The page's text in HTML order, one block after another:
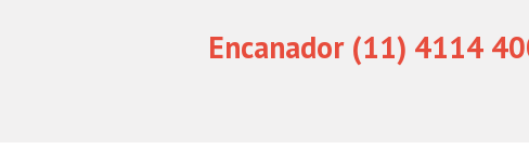
Encanador (11) 4114